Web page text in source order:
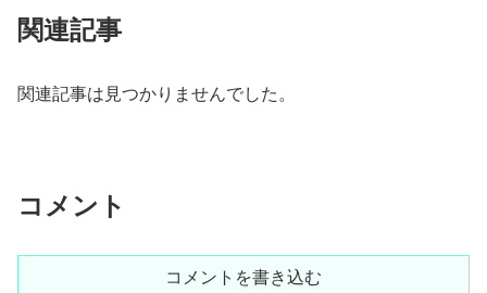
関連記事
関連記事は見つかりませんでした。
コメント
コメントを書き込む